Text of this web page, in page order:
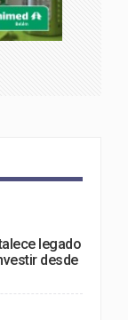
legado
desde